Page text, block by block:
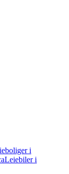
i
Leiebiler i